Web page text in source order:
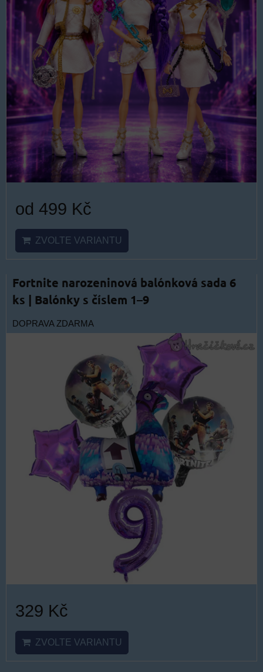
od 499 Kč
ZVOLTE VARIANTU
Fortnite narozeninová balónková sada 6
ks | Balónky s číslem 1–9
DOPRAVA ZDARMA
329 Kč
ZVOLTE VARIANTU